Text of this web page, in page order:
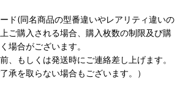
ド(同名商品の型番違いやレアリティ違いの
ご購入される場合、購入枚数の制限及び購
場合がございます。
もしくは発送時にご連絡差し上げます。
承を取らない場合もございます。）